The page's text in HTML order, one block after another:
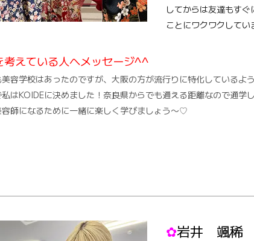
してからは友達もす
ことにワクワクしてい
考えている人へメッセージ^^
容学校はあったのですが、大阪の方が流行りに特化しているよ
はKOIDEに決めました！奈良県からでも通える距離なので通学
容師になるために一緒に楽しく学びましょう〜♡
✿岩井 颯稀